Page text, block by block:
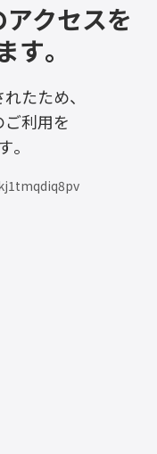
クセスを
。
たため、
利用を
。